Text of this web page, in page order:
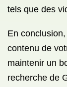
tels que des
En
contenu de
maintenir un
recherche de